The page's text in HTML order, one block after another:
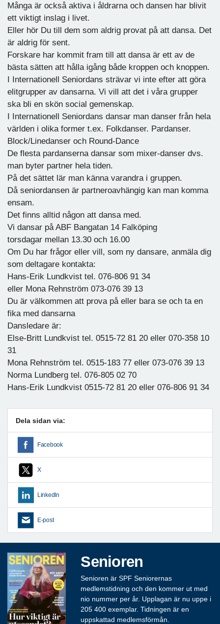
Många är också aktiva i åldrarna och dansen har blivit
ett viktigt inslag i livet.
Eller hör Du till dem som aldrig provat på att dansa. Det
är aldrig för sent.
Forskare har kommit fram till att dansa är ett av de
bästa sätten att hålla igång både kroppen och knoppen.
I Internationell Seniordans strävar vi inte efter att göra
elitgrupper av dansarna. Vi vill att det i våra grupper
ska bli en skön social gemenskap.
I Internationell Seniordans dansar man danser från hela
världen i olika former t.ex. Folkdanser. Pardanser.
Block/Linedanser och Round-Dance
De flesta pardanserna dansar som mixer-danser dvs.
man byter partner hela tiden.
På det sättet lär man känna varandra i gruppen.
Då seniordansen är partneroavhängig kan man komma
ensam.
Det finns alltid någon att dansa med.
Vi dansar på ABF Bangatan 14 Falköping
torsdagar mellan 13.30 och 16.00
Om Du har frågor eller vill, som ny dansare, anmäla dig
som deltagare kontakta:
Hans-Erik Lundkvist tel. 076-806 91 34
eller Mona Rehnström 073-076 39 13
Du är välkommen att prova på eller bara se och ta en
fika med dansarna
Dansledare är:
Else-Britt Lundkvist tel. 0515-72 81 20 eller 070-358 10
31
Mona Rehnström tel. 0515-183 77 eller 073-076 39 13
Norma Lundberg tel. 076-805 02 70
Hans-Erik Lundkvist 0515-72 81 20 eller 076-806 91 34
Dela sidan via:
Facebook
X
LinkedIn
E-post
Senioren
Senioren är SPF Seniorernas
medlemstidning och den kommer ut med
nio nummer per år. Upplagan är nu uppe i
205 400 exemplar. Tidningen är en
uppskattad medlemsförmån.